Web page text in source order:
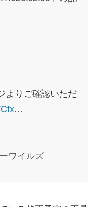
よりご確認いただ
…
ワイルズ